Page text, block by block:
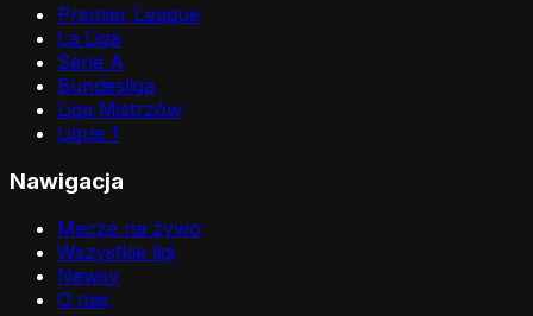
Premier League
La Liga
Serie A
Bundesliga
Liga Mistrzów
Ligue 1
Nawigacja
Mecze na żywo
Wszystkie ligi
Newsy
O nas